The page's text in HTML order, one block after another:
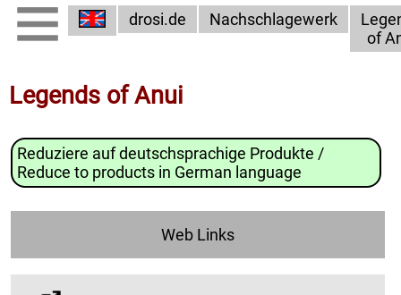
drosi.de Nachschlagewerk
of
Legends of Anui
Reduziere auf deutschsprachige Produkte /
Reduce to products in German language
Web Links